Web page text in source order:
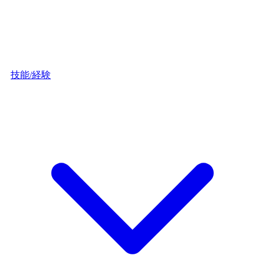
技能/経験